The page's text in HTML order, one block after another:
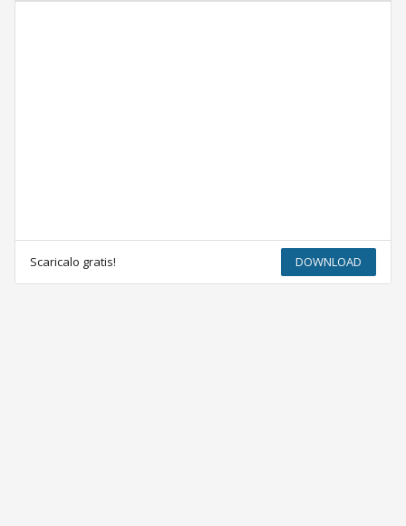
Scaricalo gratis! DOWNLOAD